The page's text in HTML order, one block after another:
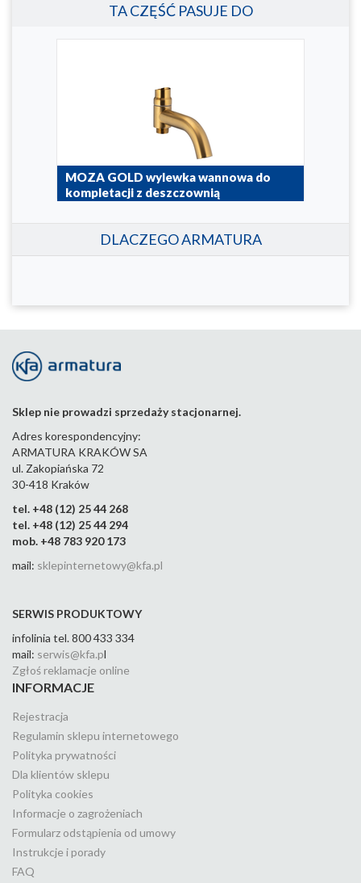
TA CZĘŚĆ PASUJE DO
MOZA GOLD wylewka wannowa do
kompletacji z deszczownią
835-670-31 835-
DLACZEGO ARMATURA
Sklep nie prowadzi sprzedaży stacjonarnej.
Adres korespondencyjny:
ARMATURA KRAKÓW SA
ul. Zakopiańska 72
30-418 Kraków
tel. +48 (12) 25 44 268
tel. +48 (12) 25 44 294
mob. +48 783 920 173
mail: sklepinternetowy@kfa.pl
SERWIS PRODUKTOWY
infolinia tel. 800 433 334
mail: serwis@kfa.pl
Zgłoś reklamacje online
INFORMACJE
Rejestracja
Regulamin sklepu internetowego
Polityka prywatności
Dla klientów sklepu
Polityka cookies
Informacje o zagrożeniach
Formularz odstąpienia od umowy
Instrukcje i porady
FAQ